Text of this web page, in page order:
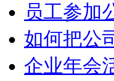
员工参加
如何把公
企业年会